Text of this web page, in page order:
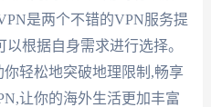
是两个不错的VPN服务提
根据自身需求进行选择。
轻松地突破地理限制,畅享
让你的海外生活更加丰富